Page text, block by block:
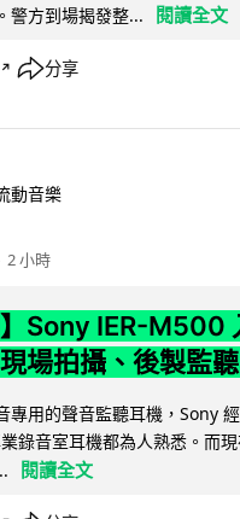
警方到場揭發整...
閱讀全文
↗ 分享
動音樂
2 小時
】Sony IER-M500
場拍攝、後製監
專用的聲音監聽耳機，Sony
錄音室耳機都為人熟悉。而
閱讀全文